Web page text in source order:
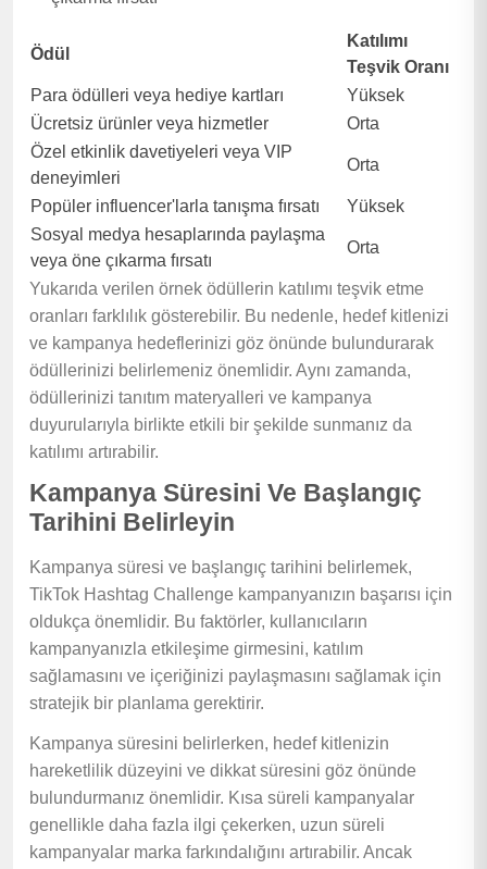
Ödül
Katılımı
Teşvik Oranı
Para ödülleri veya hediye kartları
Yüksek
Ücretsiz ürünler veya hizmetler
Orta
Özel etkinlik davetiyeleri veya VIP
deneyimleri
Orta
Popüler influencer'larla tanışma fırsatı
Yüksek
Sosyal medya hesaplarında paylaşma
veya öne çıkarma fırsatı
Orta
Yukarıda verilen örnek ödüllerin katılımı teşvik etme
oranları farklılık gösterebilir. Bu nedenle, hedef kitlenizi
ve kampanya hedeflerinizi göz önünde bulundurarak
ödüllerinizi belirlemeniz önemlidir. Aynı zamanda,
ödüllerinizi tanıtım materyalleri ve kampanya
duyurularıyla birlikte etkili bir şekilde sunmanız da
katılımı artırabilir.
Kampanya Süresini Ve Başlangıç
Tarihini Belirleyin
Kampanya süresi ve başlangıç tarihini belirlemek,
TikTok Hashtag Challenge kampanyanızın başarısı için
oldukça önemlidir. Bu faktörler, kullanıcıların
kampanyanızla etkileşime girmesini, katılım
sağlamasını ve içeriğinizi paylaşmasını sağlamak için
stratejik bir planlama gerektirir.
Kampanya süresini belirlerken, hedef kitlenizin
hareketlilik düzeyini ve dikkat süresini göz önünde
bulundurmanız önemlidir. Kısa süreli kampanyalar
genellikle daha fazla ilgi çekerken, uzun süreli
kampanyalar marka farkındalığını artırabilir. Ancak